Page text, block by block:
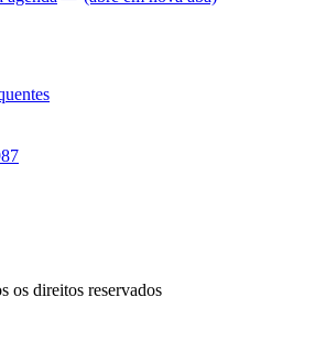
os direitos reservados